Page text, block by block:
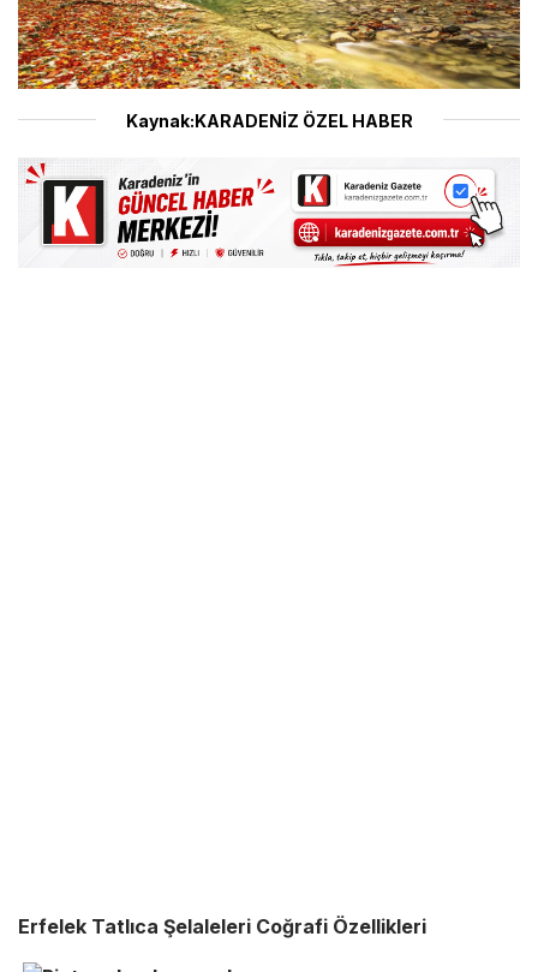
Kaynak:KARADENİZ ÖZEL HABER
Erfelek Tatlıca Şelaleleri Coğrafi Özellikleri